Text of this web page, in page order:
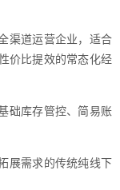
渠道运营企业，适合
价比提效的常态化经
础库存管控、简易账
展需求的传统纯线下